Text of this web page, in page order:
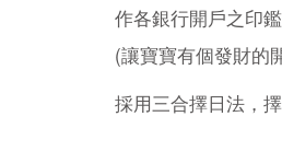
作各銀行開戶之印鑑
(讓寶寶有個發財的
採用三合擇日法，